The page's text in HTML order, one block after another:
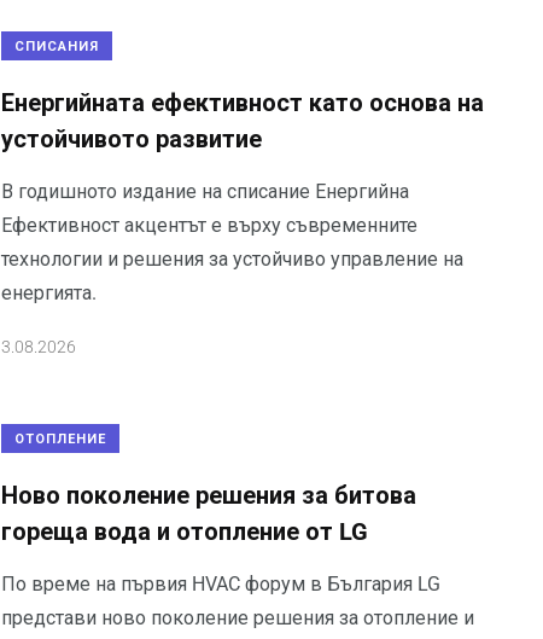
СПИСАНИЯ
Енергийната ефективност като основа на
устойчивото развитие
В годишното издание на списание Енергийна
Ефективност акцентът е върху съвременните
технологии и решения за устойчиво управление на
енергията.
3.08.2026
ОТОПЛЕНИЕ
Ново поколение решения за битова
гореща вода и отопление от LG
По време на първия HVAC форум в България LG
представи ново поколение решения за отопление и